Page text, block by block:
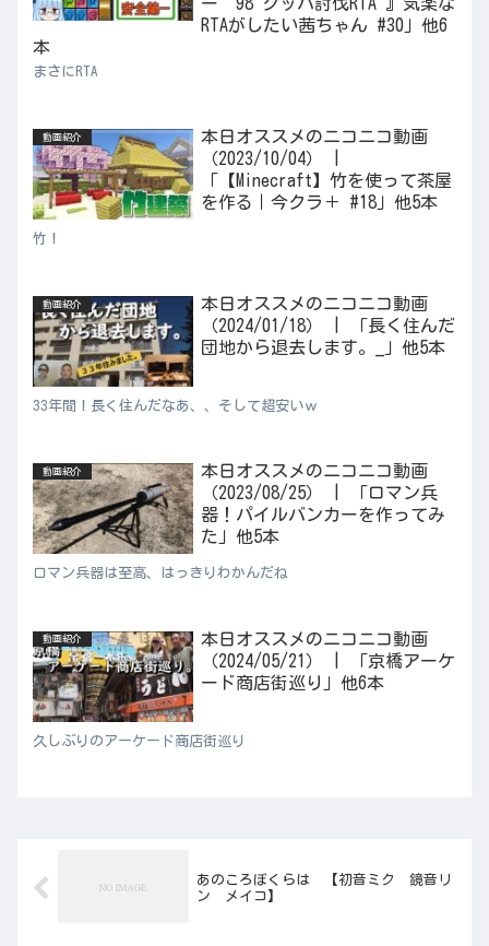
RTAがしたい茜ちゃん #30」他6
本
まさにRTA
動画紹介
本日オススメのニコニコ動画
（2023/10/04） |
「【Minecraft】竹を使って茶屋
を作る｜今クラ＋ #18」他5本
竹！
動画紹介
本日オススメのニコニコ動画
（2024/01/18） | 「長く住んだ
団地から退去します。_」他5本
33年間！長く住んだなあ、、そして超安いｗ
動画紹介
本日オススメのニコニコ動画
（2023/08/25） | 「ロマン兵
器！パイルバンカーを作ってみ
た」他5本
ロマン兵器は至高、はっきりわかんだね
動画紹介
本日オススメのニコニコ動画
（2024/05/21） | 「京橋アーケ
ード商店街巡り」他6本
久しぶりのアーケード商店街巡り
あのころぼくらは 【初音ミク 鏡音リ
ン メイコ】